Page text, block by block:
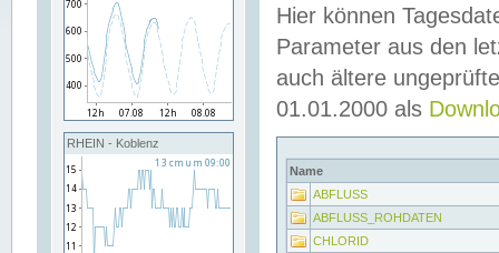
RHEIN - Koblenz
Hier können
Parameter aus den
auch ältere
01.01.2000 als
Name
ABFLUSS
ABFLUSS_ROHDATEN
CHLORID